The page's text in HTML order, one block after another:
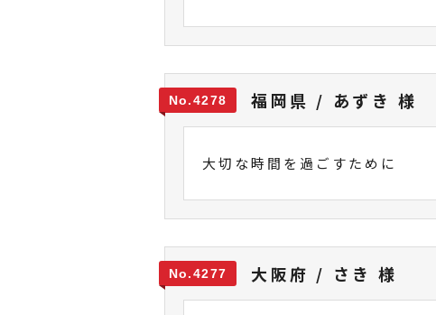
4278 福岡県 / あずき 様
大切な時間を過ごすために
4277 大阪府 / さき 様